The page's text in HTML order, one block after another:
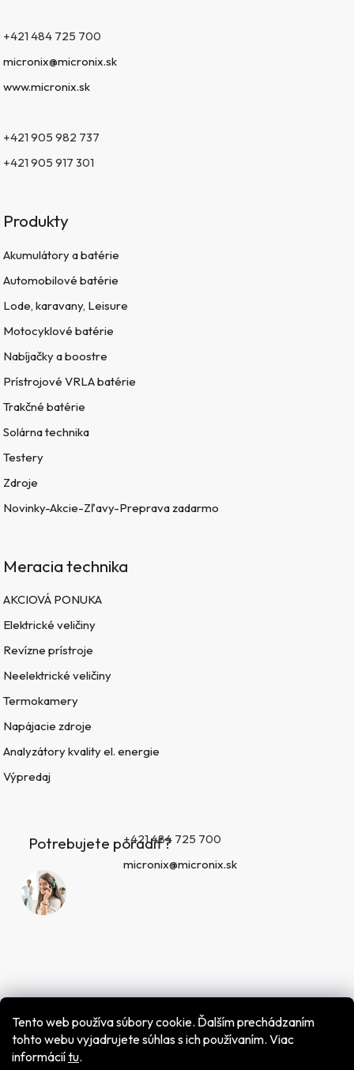
Tento web používa súbory cookie. Ďalším prechádzaním
tohto webu vyjadrujete súhlas s ich používaním. Viac
informáciítu.
+421 484 725 700
micronix@micronix.sk
www.micronix.sk
+421 905 982 737
+421 905 917 301
Produkty
Akumulátory a batérie
Automobilové batérie
Lode, karavany, Leisure
Motocyklové batérie
Nabíjačky a boostre
Prístrojové VRLA batérie
Trakčné batérie
Solárna technika
Testery
Zdroje
Novinky-Akcie-Zľavy-Preprava zadarmo
Meracia technika
AKCIOVÁ PONUKA
Elektrické veličiny
Revízne prístroje
Neelektrické veličiny
Termokamery
Napájacie zdroje
Analyzátory kvality el. energie
Výpredaj
Potrebujete poradiť?+421 484 725 700
micronix@micronix.sk